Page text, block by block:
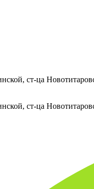
ст-ца
ст-ца